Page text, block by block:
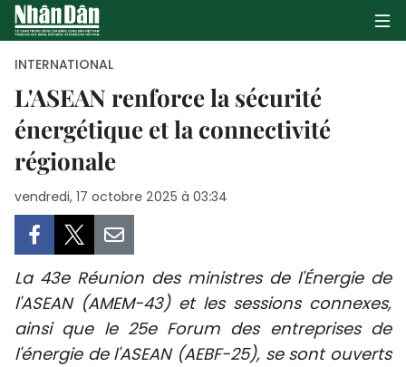
PAGE D'ACCUEIL
CULTURE
TOURISME
INTERNATIONAL
L'ASEAN renforce la sécurité
énergétique et la connectivité
régionale
vendredi, 17 octobre 2025 à 03:34
La 43e Réunion des ministres de l'Énergie de
l'ASEAN (AMEM-43) et les sessions connexes,
ainsi que le 25e Forum des entreprises de
l'énergie de l'ASEAN (AEBF-25), se sont ouverts